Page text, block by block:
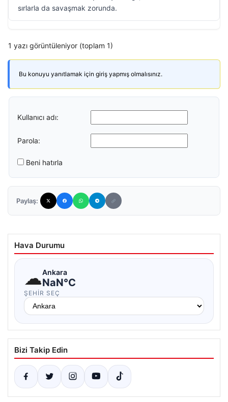
sırlarla da savaşmak zorunda.
1 yazı görüntüleniyor (toplam 1)
Bu konuyu yanıtlamak için giriş yapmış olmalısınız.
Kullanıcı adı:
Parola:
Beni hatırla
Paylaş:
Hava Durumu
☁Ankara
NaN°C
ŞEHIR SEÇ
Bizi Takip Edin